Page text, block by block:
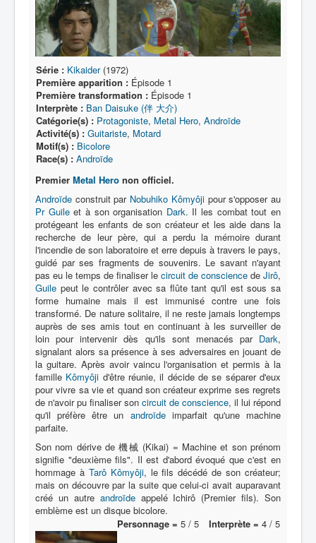
Série
Acteur
Équipe
Personnage
Transformation
Équipement
Mecha
Objet
Lieu
Épisode
Référence
Fanservice
Générique
Protagoniste
Entourage
Antagoniste
Monstre
Autre
Animal
Race
Archétype
Série : Kikaider(1972)
Première apparition : Épisode 1
Première transformation : Épisode 1
Interprète : Ban Daisuke (伴 大介)
Catégorie(s) : Protagoniste, Metal Hero, Androïde
Activité(s) : Guitariste, Motard
Motif(s) : Bicolore
Race(s) : Androïde
Premier Metal Hero non officiel.
Androïde construit par Nobuhiko Kômyôjipour s'opposer au
Pr Guileet à son organisation Dark. Il les combat tout en
protégeant les enfants de son créateur et les aide dans la
recherche de leur père, qui a perdu la mémoire durant
l'incendie de son laboratoire et erre depuis à travers le pays,
guidé par ses fragments de souvenirs. Le savant n'ayant
pas eu le temps de finaliser le circuit de conscience de Jirô,
Guile peut le contrôler avec sa flûte tant qu'il est sous sa
forme humaine mais il est immunisé contre une fois
transformé. De nature solitaire, il ne reste jamais longtemps
auprès de ses amis tout en continuant à les surveiller de
loin pour intervenir dès qu'ils sont menacés par Dark,
signalant alors sa présence à ses adversaires en jouant de
la guitare. Après avoir vaincu l'organisation et permis à la
famille Kômyôji d'être réunie, il décide de se séparer d'eux
pour vivre sa vie et quand son créateur exprime ses regrets
de n'avoir pu finaliser son circuit de conscience, il lui répond
qu'il préfère être un androïdeimparfait qu'une machine
parfaite.
Son nom dérive de 機械 (Kikai) = Machine et son prénom
signifie "deuxième fils". Il est d'abord évoqué que c'est en
hommage à Tarô Kômyôji, le fils décédé de son créateur;
mais on découvre par la suite que celui-ci avait auparavant
créé un autre androïdeappelé Ichirô (Premier fils). Son
emblème est un disque bicolore.
Personnage = 5 / 5 Interprète = 4 / 5